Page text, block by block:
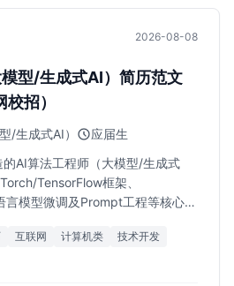
2026-08-08
型/生成式AI）简历范文
招）
/生成式AI）
应届生
AI算法工程师（大模型/生成式
TensorFlow框架、
模型微调及Prompt工程等核心技
互联网 计算机类
技术开发